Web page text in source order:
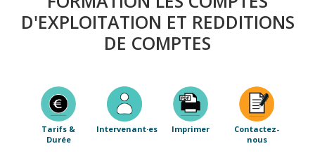
D'EXPLOITATION ET REDDITIONS
DE COMPTES
Tarifs &
Durée
Intervenant·es Imprimer
Contactez-
nous